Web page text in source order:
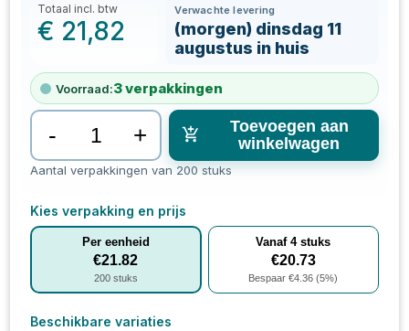
Totaal incl. btw
€ 21,82
Verwachte levering
(morgen) dinsdag 11
augustus in huis
Voorraad:3verpakkingen
- +
Toevoegen aan
winkelwagen
Aantal verpakkingen van 200 stuks
Kies verpakking en prijs
Per eenheid
€21.82
200stuks
Vanaf4stuks
€20.73
Bespaar €4.36 (5%)
Beschikbare variaties